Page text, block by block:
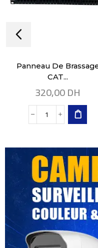
Panneau De
CAT...
320,00DH